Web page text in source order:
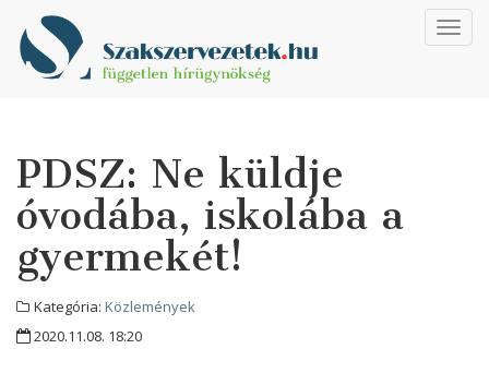
PDSZ: Ne küldje
óvodába, iskolába a
gyermekét!
Kategória: Közlemények
2020.11.08. 18:20